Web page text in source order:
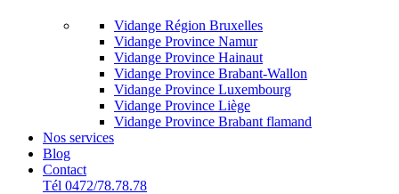
Vidange Région Bruxelles
Vidange Province Namur
Vidange Province Hainaut
Vidange Province Brabant-Wallon
Vidange Province Luxembourg
Vidange Province Liège
Vidange Province Brabant flamand
Nos services
Blog
Contact
Tél 0472/78.78.78